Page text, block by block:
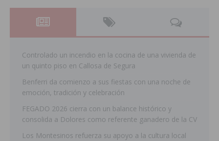
Controlado un incendio en la cocina de una vivienda de
un quinto piso en Callosa de Segura
Benferri da comienzo a sus fiestas con una noche de
emoción, tradición y celebración
FEGADO 2026 cierra con un balance histórico y
consolida a Dolores como referente ganadero de la CV
Los Montesinos refuerza su apoyo a la cultura local